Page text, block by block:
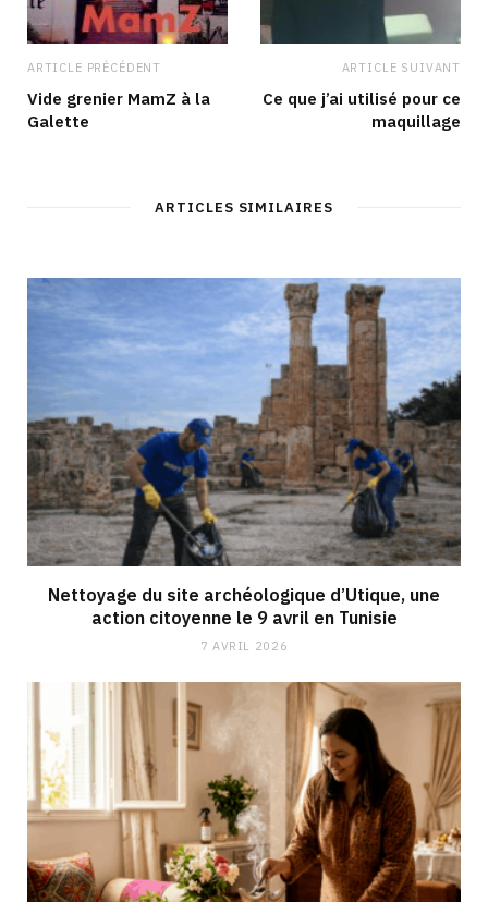
ARTICLE PRÉCÉDENT
Vide grenier MamZ à la
Galette
ARTICLE SUIVANT
Ce que j’ai utilisé pour ce
maquillage
ARTICLES SIMILAIRES
Nettoyage du site archéologique d’Utique, une
action citoyenne le 9 avril en Tunisie
7 AVRIL 2026